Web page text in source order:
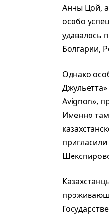
Анны Цой,
особо
удавалось
Болгарии,
Однако
Avignon»,
Именно там